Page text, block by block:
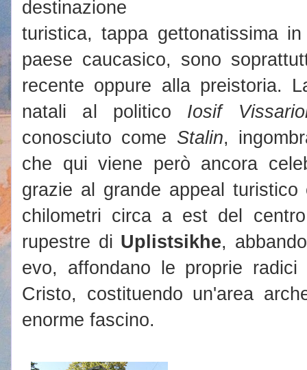
destinazione
turistica, tappa gettonatissima
paese caucasico, sono
recente oppure alla preistoria.
natali al politico Iosif
conosciuto come Stalin,
che qui viene però ancora
grazie al grande appeal
chilometri circa a est del
rupestre di Uplistsikhe,
evo, affondano le proprie
Cristo, costituendo un'area
enorme fascino.